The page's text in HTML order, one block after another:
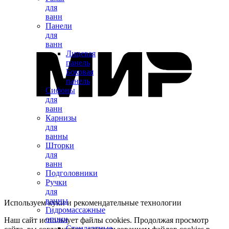
для
ванн
Панели
для
ванн
Лицевая
панель
Боковая
панель
Сифоны
для
ванн
Карнизы
для
ванны
Шторки
для
ванн
Подголовники
Ручки
для
ванны
Гидромассажные
опции
Используем куки и рекомендательные технологии
Наш сайт использует файлы cookies. Продолжая просмотр